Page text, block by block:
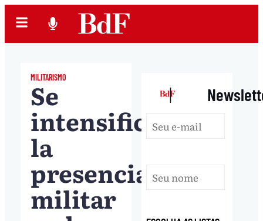
MILITARISMO
Se
intensifica
la
presencia
militar
|